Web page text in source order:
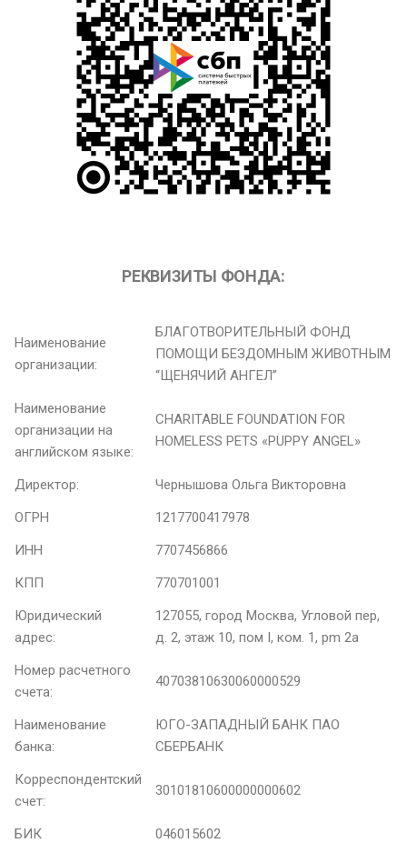
РЕКВИЗИТЫ ФОНДА:
Наименование
организации:
БЛАГОТВОРИТЕЛЬНЫЙ ФОНД
ПОМОЩИ БЕЗДОМНЫМ ЖИВОТНЫМ
“ЩЕНЯЧИЙ АНГЕЛ”
Наименование
организации на
английском языке:
CHARITABLE FOUNDATION FOR
HOMELESS PETS «PUPPY ANGEL»
Директор:
Чернышова Ольга Викторовна
ОГРН
1217700417978
ИНН
7707456866
КПП
770701001
Юридический
адрес:
127055, город Москва, Угловой пер,
д. 2, этаж 10, пом I, ком. 1, pm 2а
Номер расчетного
счета:
40703810630060000529
Наименование
банка:
ЮГО-ЗАПАДНЫЙ БАНК ПАО
СБЕРБАНК
Корреспондентский
счет:
30101810600000000602
БИК
046015602